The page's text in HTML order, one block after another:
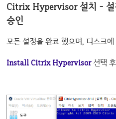
Citrix Hypervisor 설치 - 설
승인
모든 설정을 완료 했으며, 디스크
Install Citrix Hypervisor선택 후